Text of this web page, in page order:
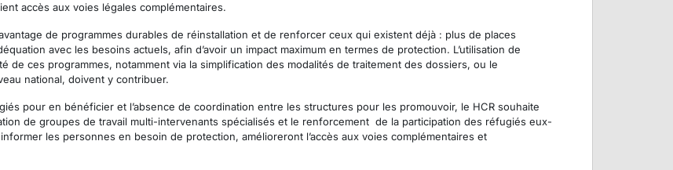
accès aux voies légales complémentaires.
de programmes durables de réinstallation et de renforcer ceux qui existent déjà : plus de places
avec les besoins actuels, afin d’avoir un impact maximum en termes de protection. L’utilisation de
de ces programmes, notamment via la simplification des modalités de traitement des dossiers, ou le
national, doivent y contribuer.
pour en bénéficier et l’absence de coordination entre les structures pour les promouvoir, le HCR souhaite
de groupes de travail multi-intervenants spécialisés et le renforcement de la participation des réfugiés eux-
les personnes en besoin de protection, amélioreront l’accès aux voies complémentaires et